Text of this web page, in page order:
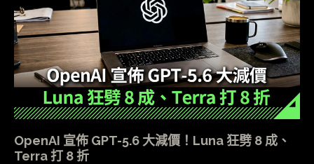
OpenAI 宣佈 GPT-5.6 大減價！Luna 狂劈 8 成、
Terra 打 8 折